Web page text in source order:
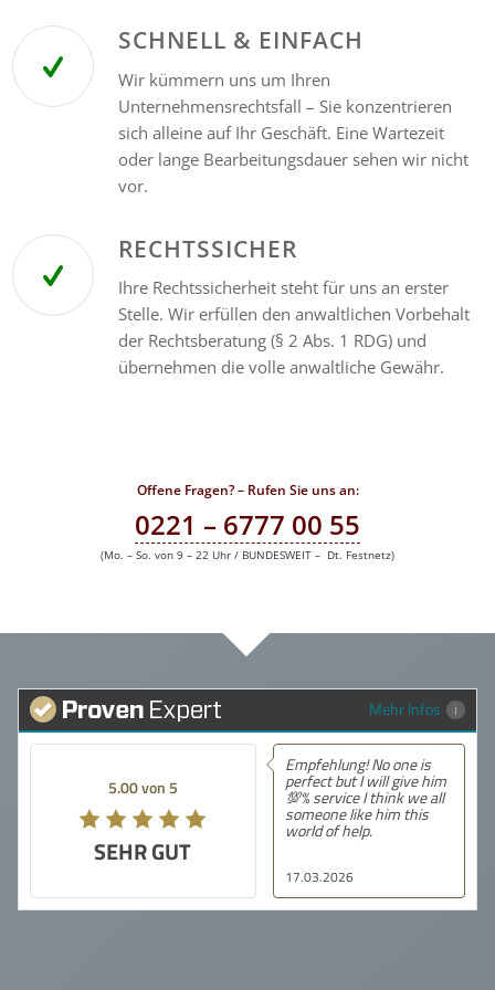
SCHNELL & EINFACH
Wir kümmern uns um Ihren
Unternehmensrechtsfall – Sie konzentrieren
sich alleine auf Ihr Geschäft. Eine Wartezeit
oder lange Bearbeitungsdauer sehen wir nicht
vor.
RECHTSSICHER
Ihre Rechtssicherheit steht für uns an erster
Stelle. Wir erfüllen den anwaltlichen Vorbehalt
der Rechtsberatung (§ 2 Abs. 1 RDG) und
übernehmen die volle anwaltliche Gewähr.
Offene Fragen? – Rufen Sie uns an:
0221 – 6777 00 55
(Mo. – So. von 9 – 22 Uhr / BUNDESWEIT – Dt. Festnetz)
Mehr Infos
5.00 von 5
SEHR GUT
5.00 von 5
17.03.2026
Empfehlung! No one is
perfect but I will give him
💯% service I think we all
someone like him this
world of help.
sehr gute
mit dieser
gemacht.
Beratung
und kann